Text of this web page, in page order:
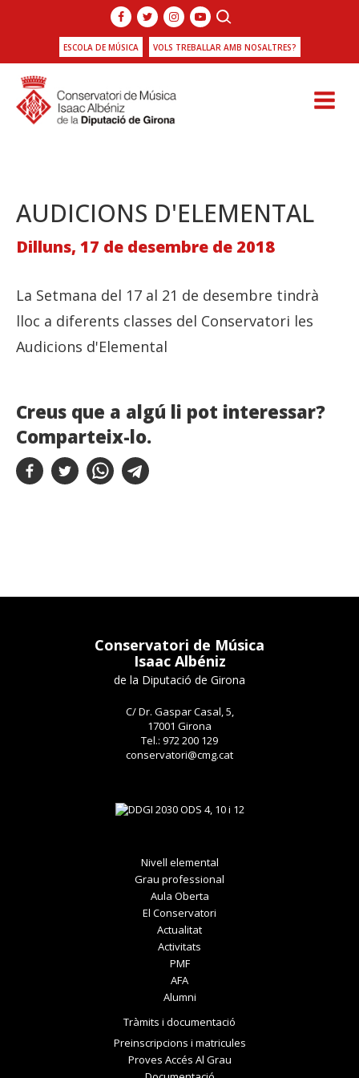
ESCOLA DE MÚSICA VOLS TREBALLAR AMB NOSALTRES?
AUDICIONS D'ELEMENTAL
Dilluns, 17 de desembre de 2018
La Setmana del 17 al 21 de desembre tindrà
lloc a diferents classes del Conservatori les
Audicions d'Elemental
Creus que a algú li pot interessar?
Comparteix-lo.
Conservatori de Música
Isaac Albéniz
de la Diputació de Girona
C/ Dr. Gaspar Casal, 5,
17001 Girona
Tel.: 972 200 129
conservatori@cmg.cat
Nivell elemental
Grau professional
Aula Oberta
El Conservatori
Actualitat
Activitats
PMF
AFA
Alumni
Tràmits i documentació
Preinscripcions i matricules
Proves Accés Al Grau